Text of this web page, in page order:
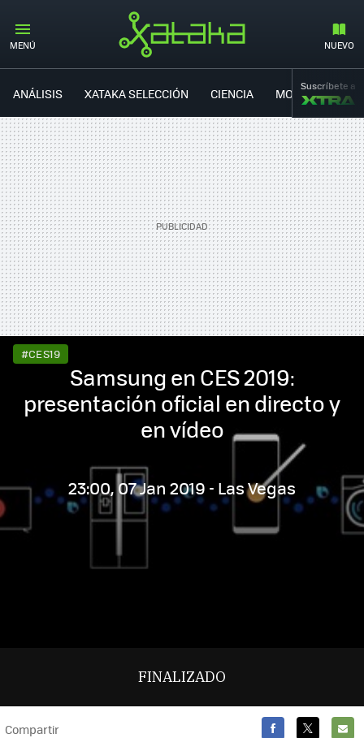
MENÚ NUEVO
ANÁLISIS XATAKA SELECCIÓN CIENCIA MOVILIDAD
Suscríbete a
#CES19
Samsung en CES 2019:
presentación oficial en directo y
en vídeo
23:00, 07 Jan 2019 - Las Vegas
FINALIZADO
Compartir